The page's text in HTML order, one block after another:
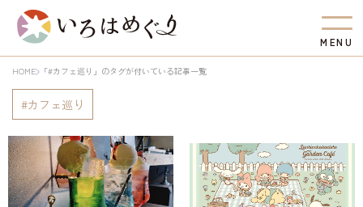
M EN U
HOME 「#カフェ巡り」のタグが付いている記事一覧
カフェ巡り